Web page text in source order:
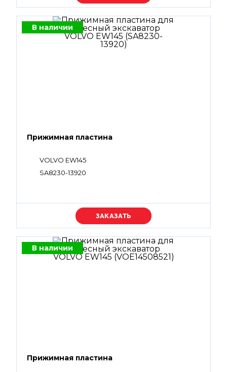
В наличии
Прижимная пластина
VOLVO EW145
SA8230-13920
Уточняйте цену
В наличии
Прижимная пластина